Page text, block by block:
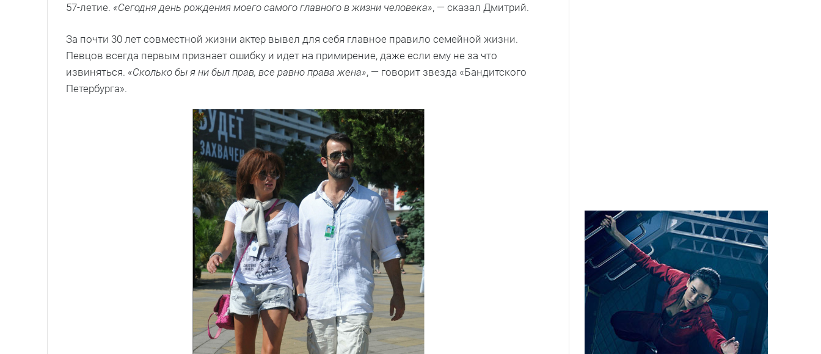
57-летие. «Сегодня день рождения моего самого главного в жизни человека», — сказал Дмитрий.
За почти 30 лет совместной жизни актер вывел для себя главное правило семейной жизни.
Певцов всегда первым признает ошибку и идет на примирение, даже если ему не за что
извиняться. «Сколько бы я ни был прав, все равно права жена», — говорит звезда «Бандитского
Петербурга».